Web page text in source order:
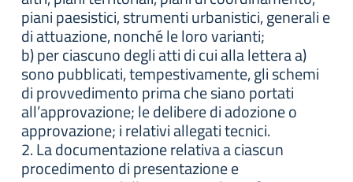
piani paesistici, strumenti urbanistici, generali e
di attuazione, nonché le loro varianti;
b) per ciascuno degli atti di cui alla lettera a)
sono pubblicati, tempestivamente, gli schemi
di provvedimento prima che siano portati
all’approvazione; le delibere di adozione o
approvazione; i relativi allegati tecnici.
2. La documentazione relativa a ciascun
procedimento di presentazione e